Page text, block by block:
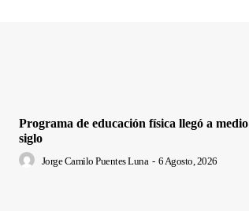
Programa de educación física llegó a medio
siglo
Jorge Camilo Puentes Luna - 6 Agosto, 2026